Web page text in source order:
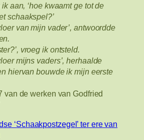
ik aan, ‘hoe kwaamt ge tot de
schaakspel?’
van mijn vader’, antwoordde
vroeg ik ontsteld.
mijns vaders’, herhaalde
hiervan bouwde ik mijn eerste
van de werken van Godfried
‘Schaakpostzegel’ ter ere van